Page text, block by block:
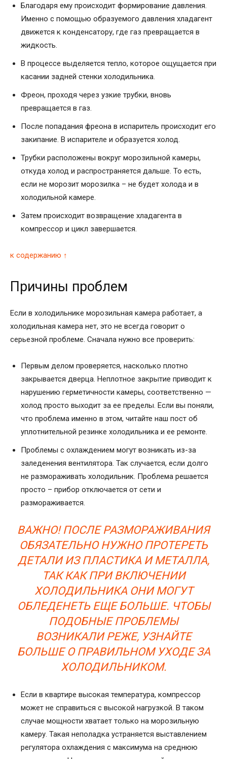
Благодаря ему происходит формирование давления.
Именно с помощью образуемого давления хладагент
движется к конденсатору, где газ превращается в
жидкость.
В процессе выделяется тепло, которое ощущается при
касании задней стенки холодильника.
Фреон, проходя через узкие трубки, вновь
превращается в газ.
После попадания фреона в испаритель происходит его
закипание. В испарителе и образуется холод.
Трубки расположены вокруг морозильной камеры,
откуда холод и распространяется дальше. То есть,
если не морозит морозилка – не будет холода и в
холодильной камере.
Затем происходит возвращение хладагента в
компрессор и цикл завершается.
к содержанию ↑
Причины проблем
Если в холодильнике морозильная камера работает, а
холодильная камера нет, это не всегда говорит о
серьезной проблеме. Сначала нужно все проверить:
Первым делом проверяется, насколько плотно
закрывается дверца. Неплотное закрытие приводит к
нарушению герметичности камеры, соответственно —
холод просто выходит за ее пределы. Если вы поняли,
что проблема именно в этом, читайте наш пост об
уплотнительной резинке холодильника и ее ремонте.
Проблемы с охлаждением могут возникать из-за
заледенения вентилятора. Так случается, если долго
не размораживать холодильник. Проблема решается
просто – прибор отключается от сети и
размораживается.
ВАЖНО! ПОСЛЕ РАЗМОРАЖИВАНИЯ
ОБЯЗАТЕЛЬНО НУЖНО ПРОТЕРЕТЬ
ДЕТАЛИ ИЗ ПЛАСТИКА И МЕТАЛЛА,
ТАК КАК ПРИ ВКЛЮЧЕНИИ
ХОЛОДИЛЬНИКА ОНИ МОГУТ
ОБЛЕДЕНЕТЬ ЕЩЕ БОЛЬШЕ. ЧТОБЫ
ПОДОБНЫЕ ПРОБЛЕМЫ
ВОЗНИКАЛИ РЕЖЕ, УЗНАЙТЕ
БОЛЬШЕ О ПРАВИЛЬНОМ УХОДЕ ЗА
ХОЛОДИЛЬНИКОМ.
Если в квартире высокая температура, компрессор
может не справиться с высокой нагрузкой. В таком
случае мощности хватает только на морозильную
камеру. Такая неполадка устраняется выставлением
регулятора охлаждения с максимума на среднюю